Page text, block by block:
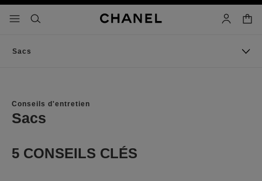
menu principal de navigation
- navigation principale
rechercher mon
panier
Sacs
Conseils d'entretien
Sacs
5 CONSEILS CLÉS